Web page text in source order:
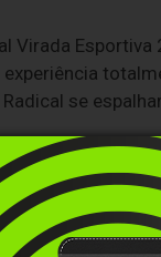
Virada
se
Sobre Rodas,
com DJs
jogos
Jump oferece